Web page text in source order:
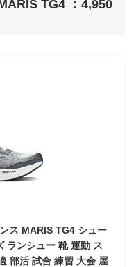
TG4 ：4,950
ス MARIS TG4 シュー
ランシュー 靴 運動 ス
部活 試合 練習 大会 屋